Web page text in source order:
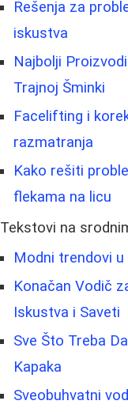
Rešenja za
iskustva
Najbolji
Trajnoj Šminki
Facelifting i
razmatranja
Kako rešiti
flekama na licu
Tekstovi na
Modni trendovi
Konačan Vodič
Iskustva i Saveti
Sve Što Treba
Kapaka
Sveobuhvatni